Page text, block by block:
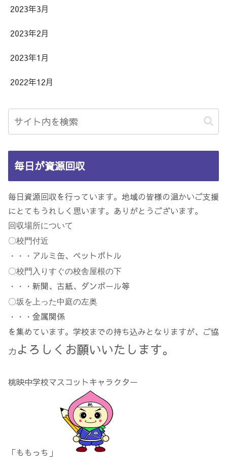
2023年3月
2023年2月
2023年1月
2022年12月
毎日が資源回収
毎日資源回収を行っています。地域の皆様の温かいご支援
にとてもうれしく思います。ありがとうございます。
回収場所について
〇校門付近
・・・ アルミ缶、ペットボトル
〇校門入りすぐの校舎屋根の下
・・・ 新聞、古紙、ダンボール等
〇坂を上った中庭の左奥
・・・ 金属関係
を集めています。学校までの持ち込みとなりますが、ご協
力 よろしくお願いいたします。
桃映中学校マスコットキャラクター
「ももっち」